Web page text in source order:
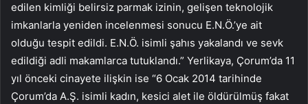
edilen kimliği belirsiz parmak izinin, gelişen teknolojik
imkanlarla yeniden incelenmesi sonucu E.N.Ö.’ye ait
olduğu tespit edildi. E.N.Ö. isimli şahıs yakalandı ve sevk
edildiği adli makamlarca tutuklandı.” Yerlikaya, Çorum’da 11
yıl önceki cinayete ilişkin ise “6 Ocak 2014 tarihinde
Çorum’da A.Ş. isimli kadın, kesici alet ile öldürülmüş fakat